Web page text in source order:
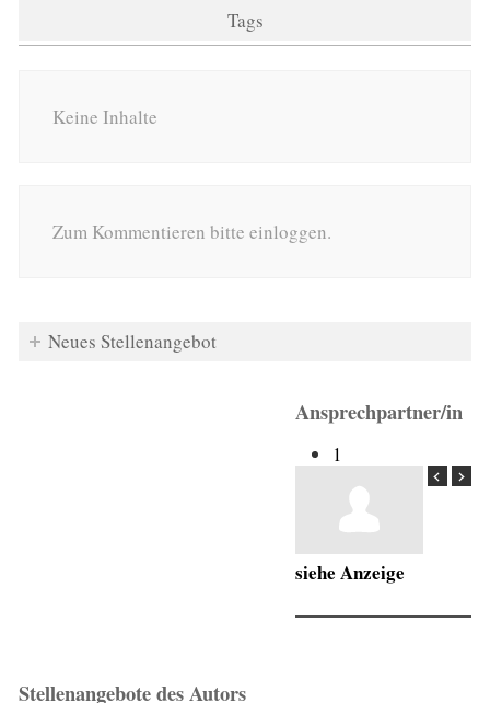
Tags
Keine Inhalte
Zum Kommentieren bitte einloggen.
Neues Stellenangebot
Ansprechpartner/in
1
siehe Anzeige
Stellenangebote des Autors